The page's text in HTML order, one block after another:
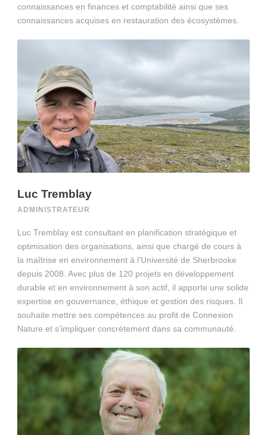
connaissances en finances et comptabilité ainsi que ses
connaissances acquises en restauration des écosystèmes.
Luc Tremblay
ADMINISTRATEUR
Luc Tremblay est consultant en planification stratégique et
optimisation des organisations, ainsi que chargé de cours à
la maîtrise en environnement à l’Université de Sherbrooke
depuis 2008. Avec plus de 120 projets en développement
durable et en environnement à son actif, il apporte une solide
expertise en gouvernance, éthique et gestion des risques. Il
souhaite mettre ses compétences au profit de Connexion
Nature et s’impliquer concrètement dans sa communauté.